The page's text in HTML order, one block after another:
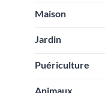
Maison
Jardin
Puériculture
Animaux